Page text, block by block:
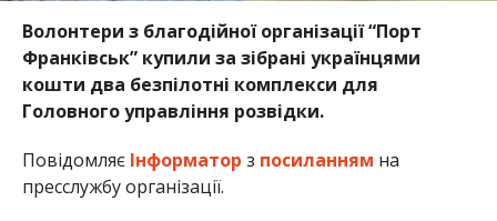
Волонтери з благодійної організації “Порт
Франківськ” купили за зібрані українцями
кошти два безпілотні комплекси для
Головного управління розвідки.
Повідомляє Інформатор з посиланням на
пресслужбу організації.